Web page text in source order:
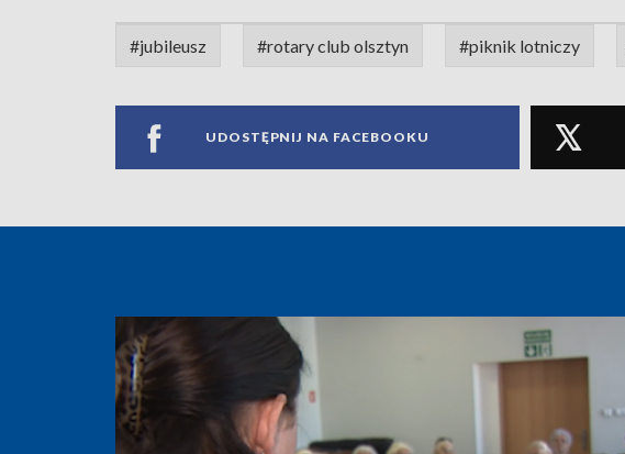
#jubileusz #rotary club olsztyn #piknik lotniczy
UDOSTĘPNIJ NA FACEBOOKU